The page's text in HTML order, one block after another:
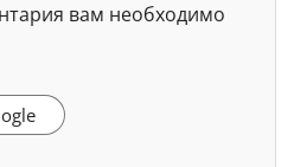
вам необходимо